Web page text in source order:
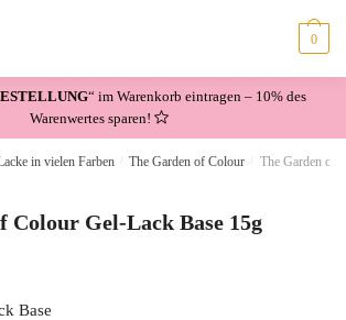
0
“ im Warenkorb eintragen – 10% des
Warenwertes sparen!
in vielen Farben The Garden of Colour The Garden of
Colour Gel-Lack Base 15g
Base